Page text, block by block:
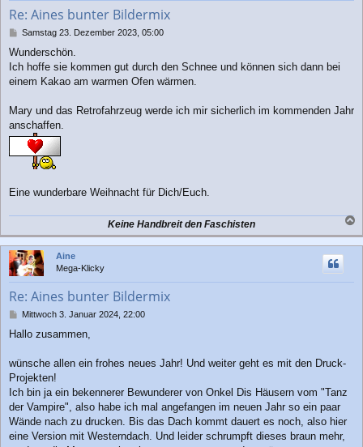
Re: Aines bunter Bildermix
B
i
t
r
Samstag 23. Dezember 2023, 05:00
Wunderschön.
Ich hoffe sie kommen gut durch den Schnee und können sich dann bei
einem Kakao am warmen Ofen wärmen.
Mary und das Retrofahrzeug werde ich mir sicherlich im kommenden Jahr
anschaffen.
Eine wunderbare Weihnacht für Dich/Euch.
Keine Handbreit den Faschisten
a
c
Aine
Mega-Klicky
Re: Aines bunter Bildermix
B
i
r
a
g
Mittwoch 3. Januar 2024, 22:00
Hallo zusammen,
wünsche allen ein frohes neues Jahr! Und weiter geht es mit den Druck-
Projekten!
Ich bin ja ein bekennerer Bewunderer von Onkel Dis Häusern vom "Tanz
der Vampire", also habe ich mal angefangen im neuen Jahr so ein paar
Wände nach zu drucken. Bis das Dach kommt dauert es noch, also hier
eine Version mit Westerndach. Und leider schrumpft dieses braun mehr,